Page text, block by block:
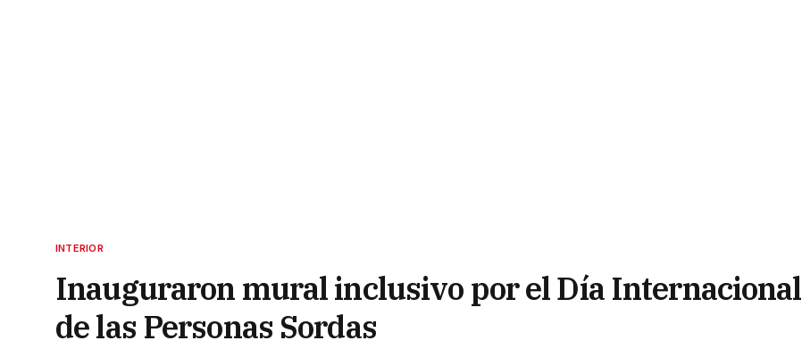
INTERIOR
Inauguraron mural inclusivo por el Día Internacional
de las Personas Sordas